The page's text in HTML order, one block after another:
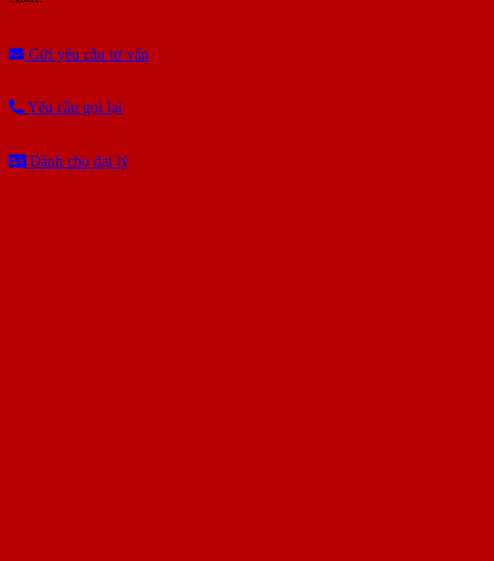
Gửi yêu cầu tư vấn
Yêu cầu gọi lại
Dành cho đại lý